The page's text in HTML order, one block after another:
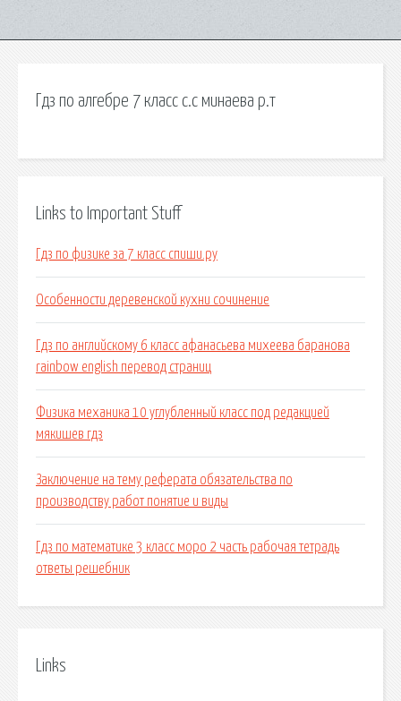
Гдз по алгебре 7 класс с.с минаева р.т
Links to Important Stuff
Гдз по физике за 7 класс спиши.ру
Особенности деревенской кухни сочинение
Гдз по английскому 6 класс афанасьева михеева баранова
rainbow english перевод страниц
Физика механика 10 углубленный класс под редакцией
мякишев гдз
Заключение на тему реферата обязательства по
производству работ понятие и виды
Гдз по математике 3 класс моро 2 часть рабочая тетрадь
ответы решебник
Links